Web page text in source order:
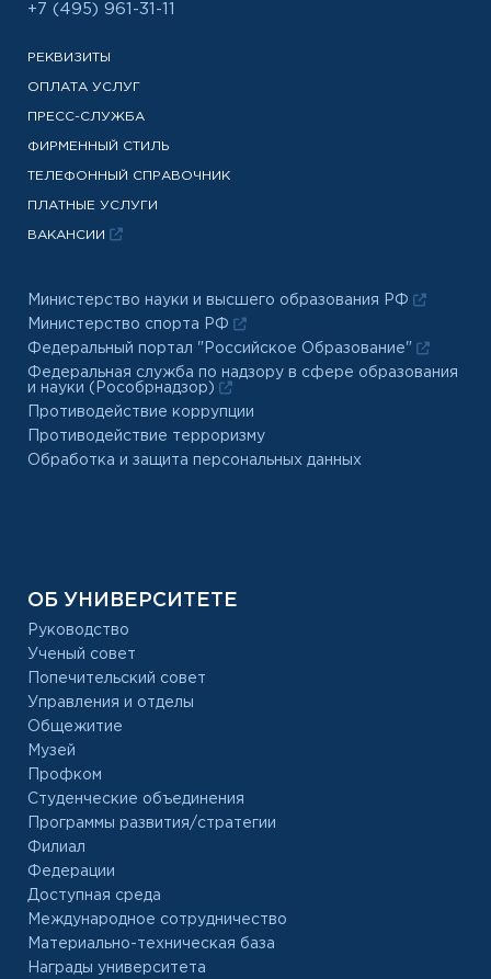
+7 (495) 961-31-11
РЕКВИЗИТЫ
ОПЛАТА УСЛУГ
ПРЕСС-СЛУЖБА
ФИРМЕННЫЙ СТИЛЬ
ТЕЛЕФОННЫЙ СПРАВОЧНИК
ПЛАТНЫЕ УСЛУГИ
ВАКАНСИИ
Министерство науки и высшего образования РФ
Министерство спорта РФ
Федеральный портал "Российское Образование"
Федеральная служба по надзору в сфере образования
и науки (Рособрнадзор)
Противодействие коррупции
Противодействие терроризму
Обработка и защита персональных данных
ОБ УНИВЕРСИТЕТЕ
Руководство
Ученый совет
Попечительский совет
Управления и отделы
Общежитие
Музей
Профком
Студенческие объединения
Программы развития/стратегии
Филиал
Федерации
Доступная среда
Международное сотрудничество
Материально-техническая база
Награды университета